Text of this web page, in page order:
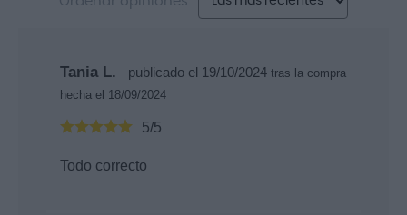
Tania L. publicado el 19/10/2024 tras la compra
hecha el 18/09/2024
5/5
Todo correcto